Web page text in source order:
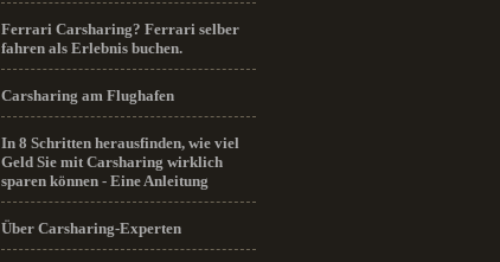
Ferrari Carsharing? Ferrari selber
fahren als Erlebnis buchen.
Carsharing am Flughafen
In 8 Schritten herausfinden, wie viel
Geld Sie mit Carsharing wirklich
sparen können - Eine Anleitung
Über Carsharing-Experten